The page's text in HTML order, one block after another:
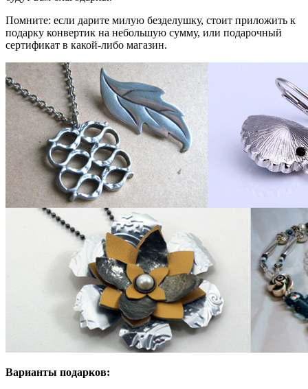
Помните: если дарите милую безделушку, стоит приложить к
подарку конвертик на небольшую сумму, или подарочный
сертификат в какой-либо магазин.
Варианты подарков: